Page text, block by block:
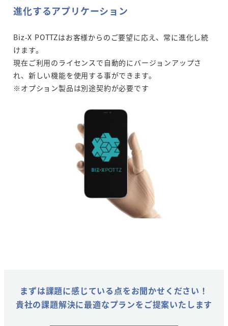
進化するアプリケーション
Biz-X POTTZはお客様からのご要望に応え、常に進化し続
けます。
現在ご利用のライセンスで自動的にバージョンアップさ
れ、新しい機能を使用する事ができます。
※オプション製品は別途契約が必要です
まずは課題に感じている点をお聞かせください！
貴社の課題解決に最適なプランをご提案いたします